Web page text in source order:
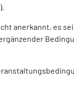
anerkannt, es